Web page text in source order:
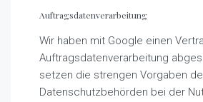
Auftragsdatenverarbeitung
Wir haben mit Google einen
Auftragsdatenverarbeitung
setzen die strengen Vorgaben
Datenschutzbehörden bei der